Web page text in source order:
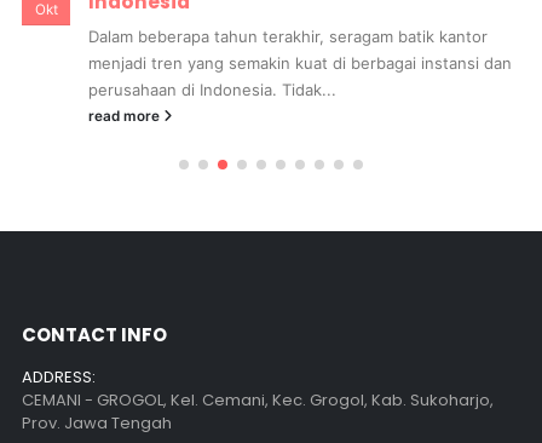
instansi dan
Jul
anak perempuan lucu menjadi pilihan
yang ingin mengenalkan...
read more
CONTACT INFO
ADDRESS:
CEMANI - GROGOL, Kel. Cemani, Kec. Grogol, Kab. Sukoharjo,
Prov. Jawa Tengah